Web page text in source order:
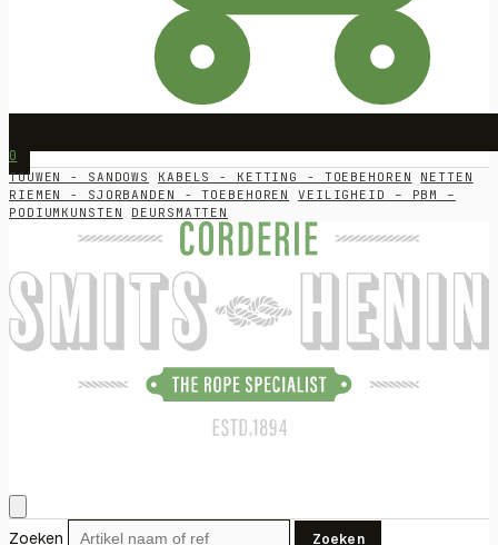
0
TOUWEN - SANDOWS KABELS - KETTING - TOEBEHOREN
NETTEN
RIEMEN - SJORBANDEN - TOEBEHOREN
VEILIGHEID – PBM –
PODIUMKUNSTEN
DEURSMATTEN
Zoeken Zoeken